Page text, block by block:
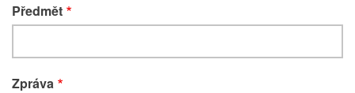
Předmět
Zpráva